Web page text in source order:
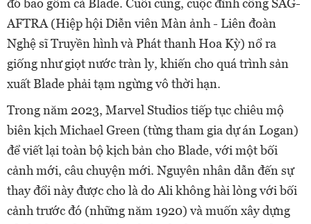
đó bao gồm cả Blade. Cuối cùng, cuộc đình công SAG-
AFTRA (Hiệp hội Diễn viên Màn ảnh - Liên đoàn
Nghệ sĩ Truyền hình và Phát thanh Hoa Kỳ) nổ ra
giống như giọt nước tràn ly, khiến cho quá trình sản
xuất Blade phải tạm ngừng vô thời hạn.
Trong năm 2023, Marvel Studios tiếp tục chiêu mộ
biên kịch Michael Green (từng tham gia dự án Logan)
để viết lại toàn bộ kịch bản cho Blade, với một bối
cảnh mới, câu chuyện mới. Nguyên nhân dẫn đến sự
thay đổi này được cho là do Ali không hài lòng với bối
cảnh trước đó (những năm 1920) và muốn xây dựng